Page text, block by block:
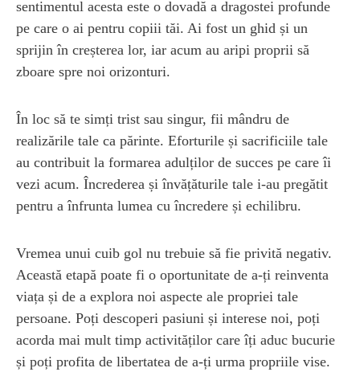
sentimentul acesta este o dovadă a dragostei profunde
pe care o ai pentru copiii tăi. Ai fost un ghid și un
sprijin în creșterea lor, iar acum au aripi proprii să
zboare spre noi orizonturi.
În loc să te simți trist sau singur, fii mândru de
realizările tale ca părinte. Eforturile și sacrificiile tale
au contribuit la formarea adulților de succes pe care îi
vezi acum. Încrederea și învățăturile tale i-au pregătit
pentru a înfrunta lumea cu încredere și echilibru.
Vremea unui cuib gol nu trebuie să fie privită negativ.
Această etapă poate fi o oportunitate de a-ți reinventa
viața și de a explora noi aspecte ale propriei tale
persoane. Poți descoperi pasiuni și interese noi, poți
acorda mai mult timp activităților care îți aduc bucurie
și poți profita de libertatea de a-ți urma propriile vise.